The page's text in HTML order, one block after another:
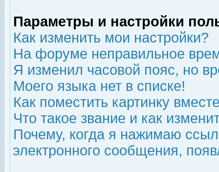
Параметры и настройки
Как изменить мои настройки?
На форуме неправильное
Я изменил часовой пояс, но
Моего языка нет в списке!
Как поместить картинку
Что такое звание и как
Почему, когда я нажимаю
электронного сообщения,